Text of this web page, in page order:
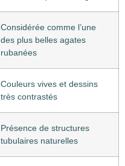
Considérée comme l’une
des plus belles agates
rubanées
Couleurs vives et dessins
très contrastés
Présence de structures
tubulaires naturelles